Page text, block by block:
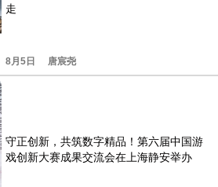
走
8月5日 唐宸尧
守正创新，共筑数字精品！第六届中国游
戏创新大赛成果交流会在上海静安举办